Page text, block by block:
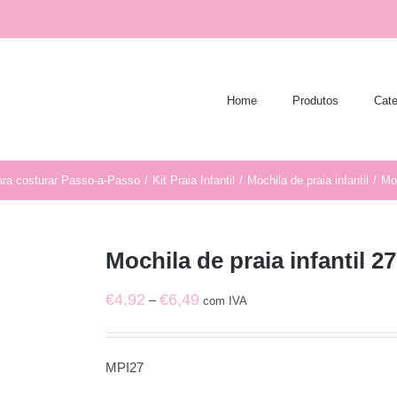
Home Produtos
costurar Passo-a-Passo / Kit Praia Infantil / Mochila de praia infantil /
Mochila de praia infantil 27
€4,92 – €6,49 Price
com IVA
MPI27